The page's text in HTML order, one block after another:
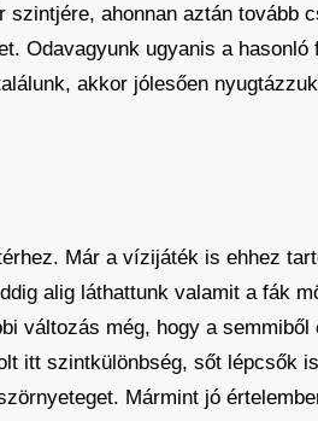
ahonnan aztán tovább
Odavagyunk ugyanis a
akkor jólesően
Már a vízijáték is ehhez
alig láthattunk valamit a fák
változás még, hogy a
itt szintkülönbség, sőt lépcsők
Mármint jó